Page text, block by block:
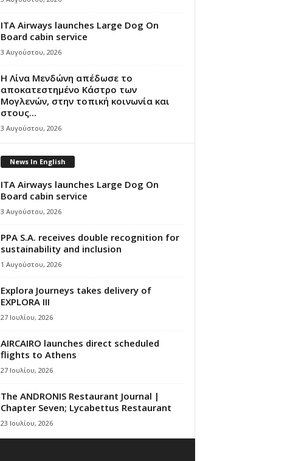
ITA Airways launches Large Dog On
Board cabin service
3 Αυγούστου, 2026
Η Λίνα Μενδώνη απέδωσε το
αποκατεστημένο Κάστρο των
Μογλενών, στην τοπική κοινωνία και
στους...
3 Αυγούστου, 2026
News In English
ITA Airways launches Large Dog On
Board cabin service
3 Αυγούστου, 2026
PPA S.A. receives double recognition for
sustainability and inclusion
1 Αυγούστου, 2026
Explora Journeys takes delivery of
EXPLORA III
27 Ιουλίου, 2026
AIRCAIRO launches direct scheduled
flights to Athens
27 Ιουλίου, 2026
The ANDRONIS Restaurant Journal |
Chapter Seven; Lycabettus Restaurant
23 Ιουλίου, 2026